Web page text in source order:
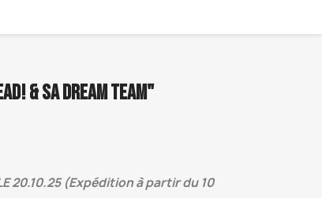
& SA DREAM TEAM"
LE 20.10.25 (Expédition à partir du 10